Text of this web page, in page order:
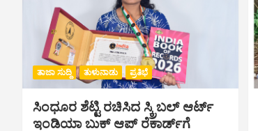
v
ತಾಜಾ ಸುದ್ದಿ ತುಳುನಾಡು ಪ್ರತಿಭೆ
ಸಿಂಧೂರ ಶೆಟ್ಟಿ ರಚಿಸಿದ ಸ್ಕ್ರಿಬಲ್ ಆರ್ಟ್
ಇಂಡಿಯಾ ಬುಕ್ ಆಪ್ ರೆಕಾರ್ಡ್‌ಗೆ